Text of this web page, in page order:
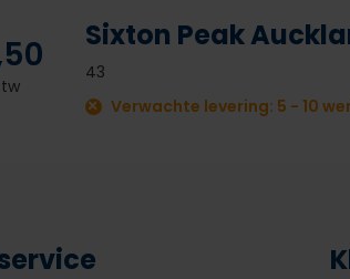
Sixton Peak
43
Verwachte levering: 5 - 10